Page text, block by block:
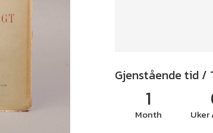
Gjenstående tid /
1
Month Uker